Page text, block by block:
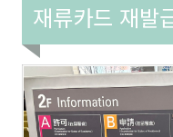
재류카드 재발